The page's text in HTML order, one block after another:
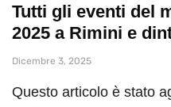
Tutti gli eventi del
2025 a Rimini e
Dicembre 3, 2025
Questo articolo è stato